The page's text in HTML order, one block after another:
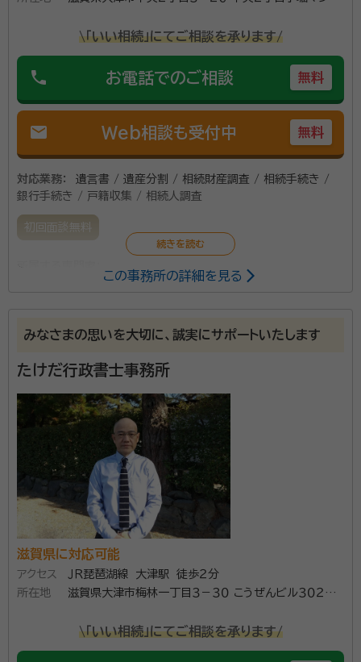
させていただきます。
\「いい相続」にてご相談を承ります/
phone お電話でのご相談 無料
mail Web相談も受付中 無料
対応業務：
遺言書 / 遺産分割 / 相続財産調査 / 相続手続き /
銀行手続き / 戸籍収集 / 相続人調査
初回面談無料
元銀行員、元公務員という経歴を活かした、相続に強い
行政書士事務所です。 多岐にわたる相続手続き全般に
で、安心してお任せください。
行政書士
この事務所の詳細を見る
みなさまの思いを大切に、誠実にサポートいたします
たけだ行政書士事務所
滋賀県に対応可能
アクセス
ＪＲ琵琶湖線 大津駅 徒歩２分
所在地
滋賀県大津市梅林一丁目３－３０ こうぜんビル３０２号
\「いい相続」にてご相談を承ります/